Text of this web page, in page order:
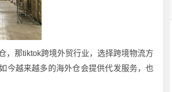
，那tiktok跨境外贸行业，选择跨境物流方
今越来越多的海外仓会提供代发服务，也